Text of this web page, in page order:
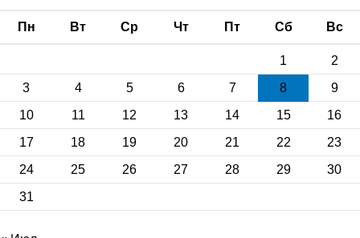
Пн Вт Ср Чт Пт Сб Вс
1
2
3
4 5 6 7 8
9
10
11 12 13 14 15
16
17
18 19 20 21 22
23
24
25 26 27 28 29
30
31